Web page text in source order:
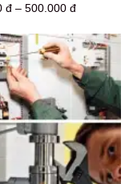
đ – 500.000 đ